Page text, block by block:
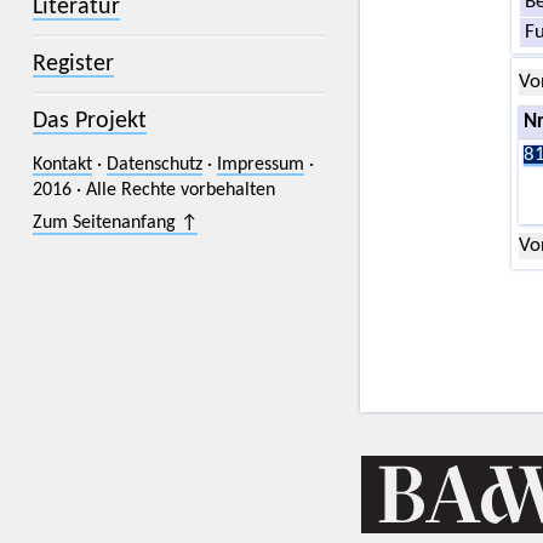
Literatur
Register
Das Projekt
Kontakt· Datenschutz· Impressum ·
2016 · Alle Rechte vorbehalten
Zum Seitenanfang ↑